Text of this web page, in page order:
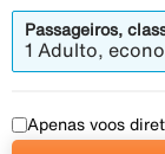
Passageiros,
1 Adulto,
Apenas voos